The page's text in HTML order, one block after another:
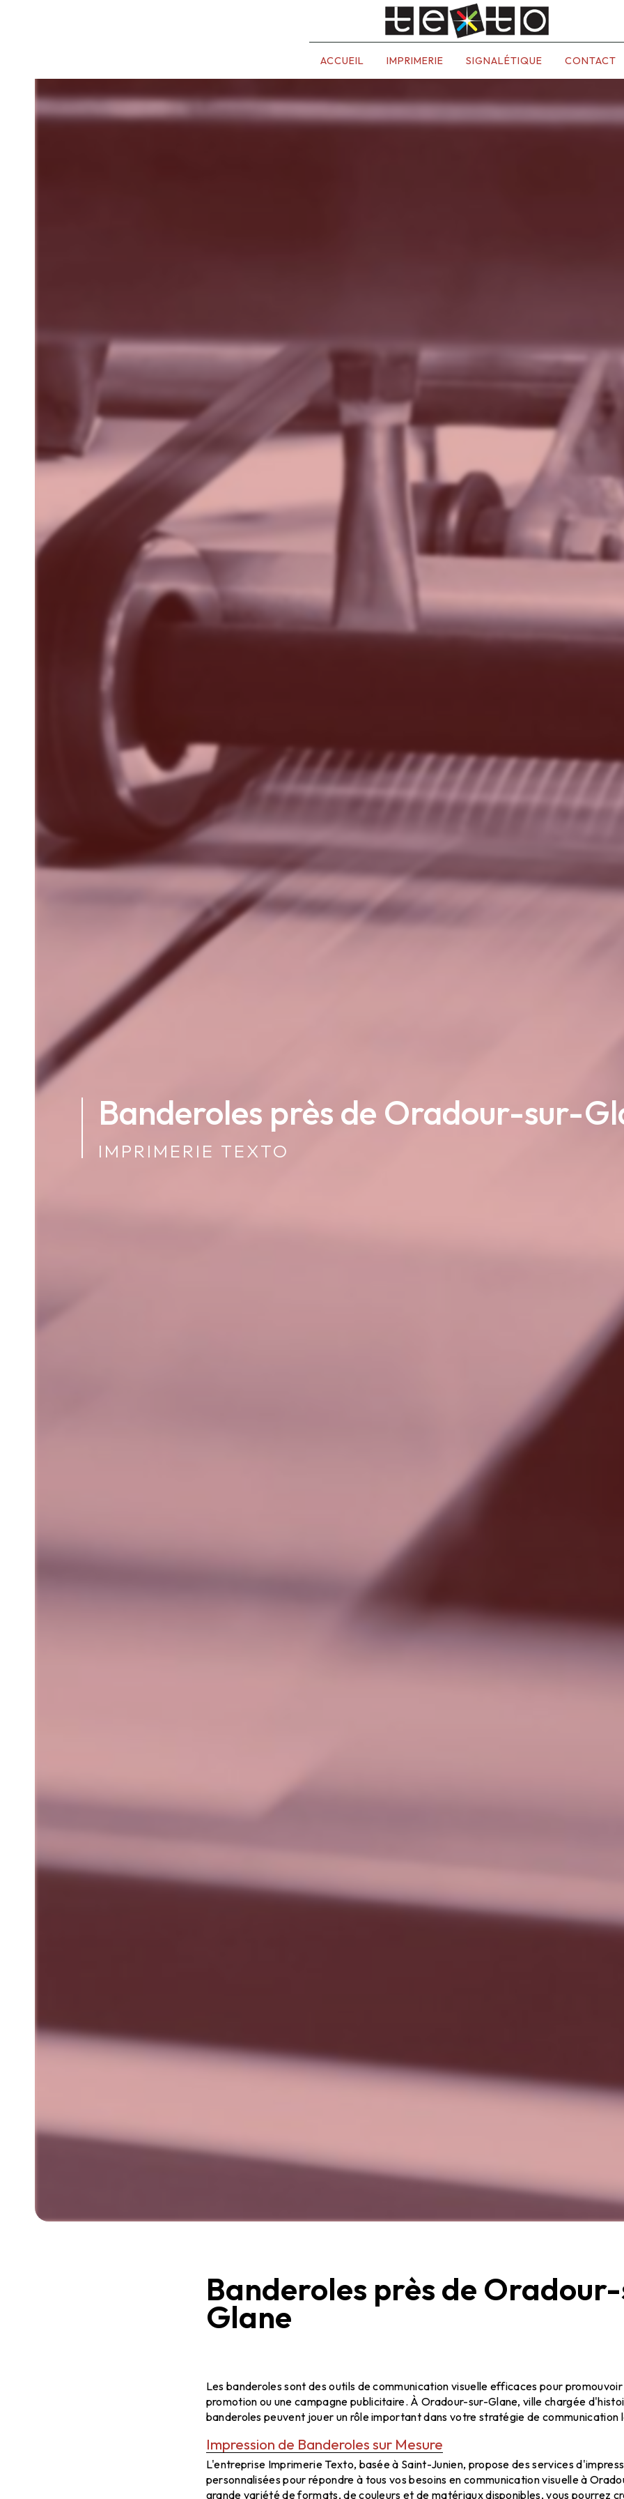
ACCUEIL IMPRIMERIE SIGNALÉTIQUE CONTACT
Banderoles près de Oradour-sur-
IMPRIMERIE TEXTO
Banderoles près de
Glane
Les banderoles sont des outils de communication visuelle efficaces pour
promotion ou une campagne publicitaire. À Oradour-sur-Glane, ville chargée
banderoles peuvent jouer un rôle important dans votre stratégie de communication
Impression de Banderoles sur Mesure
L'entreprise Imprimerie Texto, basée à Saint-Junien, propose des services
personnalisées pour répondre à tous vos besoins en communication visuelle à
grande variété de formats, de couleurs et de matériaux disponibles, vous pourrez